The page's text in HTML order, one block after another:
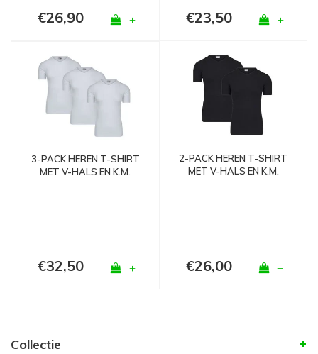
€26,90 + €23,50 +
3-PACK HEREN T-SHIRT
MET V-HALS EN K.M.
€32,50 +
2-PACK HEREN T-SHIRT
MET V-HALS EN K.M.
€26,00 +
Collectie